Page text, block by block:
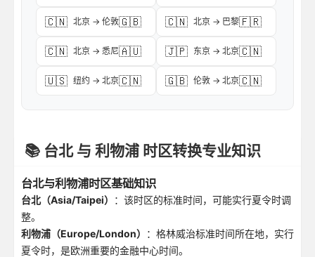
🇨🇳 北京 → 伦敦🇬🇧 🇨🇳 北京 → 巴黎🇫🇷
🇨🇳 北京 → 悉尼🇦🇺 🇯🇵 东京 → 北京🇨🇳
🇺🇸 纽约 → 北京🇨🇳 🇬🇧 伦敦 → 北京🇨🇳
📚 台北 与 利物浦 时区转换专业知识
台北与利物浦时区基础知识
台北（Asia/Taipei）
：该时区的标准时间，可能实行夏令时调
整。
利物浦（Europe/London）
：格林威治标准时间所在地，实行
夏令时，是欧洲重要的金融中心时间。